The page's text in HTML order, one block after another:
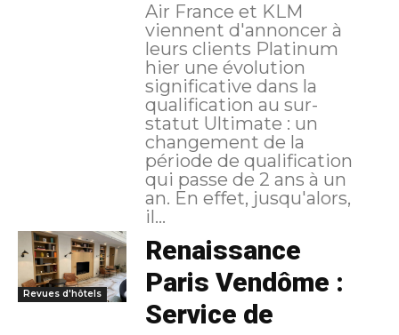
Air France et KLM
viennent d'annoncer à
leurs clients Platinum
hier une évolution
significative dans la
qualification au sur-
statut Ultimate : un
changement de la
période de qualification
qui passe de 2 ans à un
an. En effet, jusqu'alors,
il...
Revues d'hôtels
Renaissance
Paris Vendôme :
Service de